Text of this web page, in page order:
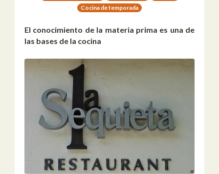
Cocina de temporada
El conocimiento de la materia prima es una de
las bases de la cocina